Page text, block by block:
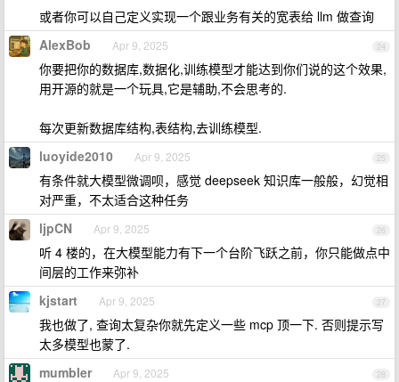
或者你可以自己定义实现一个跟业务有关的宽表给 llm 做查询
24
AlexBob Apr 9, 2025
你要把你的数据库,数据化,训练模型才能达到你们说的这个效果,
用开源的就是一个玩具,它是辅助,不会思考的.
每次更新数据库结构,表结构,去训练模型.
25
luoyide2010 Apr 9, 2025
有条件就大模型微调呗，感觉 deepseek 知识库一般般，幻觉相
对严重，不太适合这种任务
26
ljpCN Apr 9, 2025
听 4 楼的，在大模型能力有下一个台阶飞跃之前，你只能做点中
间层的工作来弥补
27
kjstart Apr 9, 2025
我也做了, 查询太复杂你就先定义一些 mcp 顶一下. 否则提示写
太多模型也蒙了.
28
mumbler Apr 9, 2025